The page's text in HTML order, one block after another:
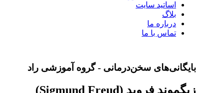
اساتید سایت
بلاگ
درباره ما
تماس با ما
بایگانی‌های سخن‌درمانی - گروه آموزشی راد
زیگموند فروید (Sigmund Freud)